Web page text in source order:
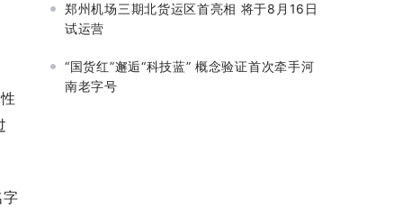
郑州机场三期北货运区首亮相 将于8月16日
试运营
“国货红”邂逅“科技蓝” 概念验证首次牵手河
南老字号